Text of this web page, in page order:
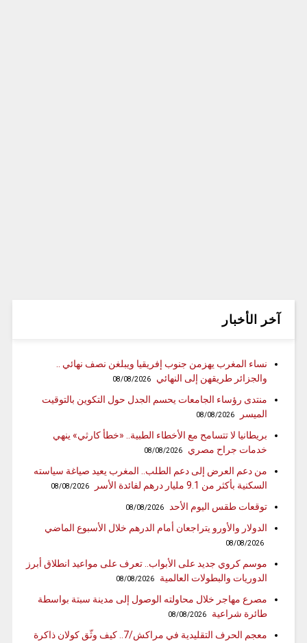
آخر الأخبار
نساء المغرب يهزمن جنوب إفريقيا ويبلغن نصف نهائي ..
والجزائر طريقهن إلى النهائي
08/08/2026
منتدى رؤساء الجامعات يحسم الجدل حول التكوين بالتوقيت
الميسر
08/08/2026
بريطانيا لا تتسامح مع الأخطاء الطبية.. «خطأ كارثي» ينهي
خدمات جراح مصري
08/08/2026
من دعم العرض إلى دعم الطلب.. المغرب يعيد صياغة سياسته
السكنية بأكثر من 9.1 مليار درهم لفائدة الأسر
08/08/2026
توقعات طقس اليوم الأحد 08/08/2026
الدولار والأورو يتراجعان أمام الدرهم خلال الأسبوع الماضي
08/08/2026
موسم كروي جديد على الأبواب.. تعرف على مواعيد انطلاق أبرز
الدوريات والبطولات العالمية
08/08/2026
مصرع مهاجر خلال محاولته الوصول إلى مدينة سبتة بواسطة
طائرة شراعية
08/08/2026
معجم الحرف التقليدية في مراكش/7.. كيف وثّق كولان ذاكرة